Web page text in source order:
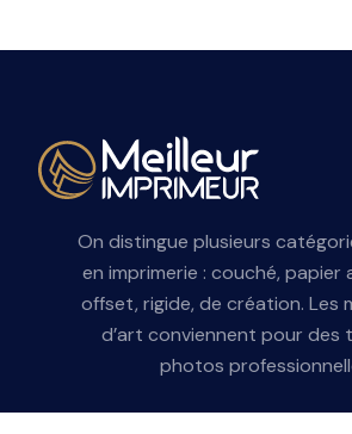
On distingue plusieurs
en imprimerie : couché, papier
offset, rigide, de création. Les
d’art conviennent pour des
photos